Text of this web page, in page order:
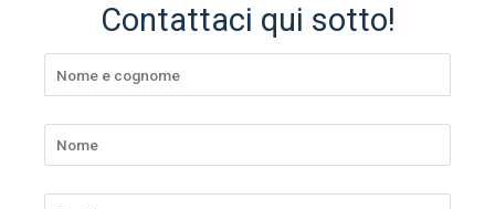
Contattaci qui sotto!